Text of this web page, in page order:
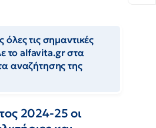
τις σημαντικές
το alfavita.gr στα
αναζήτησης της
2024-25 οι